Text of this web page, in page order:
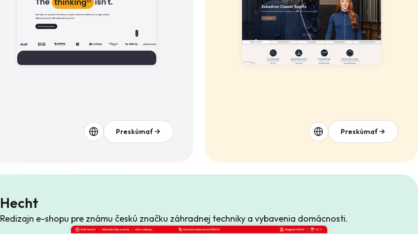
Preskúmať Preskúmať
Hecht
Redizajn e-shopu pre známu českú značku záhradnej techniky a vybavenia domácnosti.